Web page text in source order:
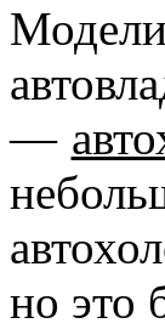
—
но это